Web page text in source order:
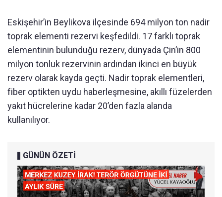
Eskişehir’in Beylikova ilçesinde 694 milyon ton nadir
toprak elementi rezervi keşfedildi. 17 farklı toprak
elementinin bulunduğu rezerv, dünyada Çin’in 800
milyon tonluk rezervinin ardından ikinci en büyük
rezerv olarak kayda geçti. Nadir toprak elementleri,
fiber optikten uydu haberleşmesine, akıllı füzelerden
yakıt hücrelerine kadar 20’den fazla alanda
kullanılıyor.
GÜNÜN ÖZETİ